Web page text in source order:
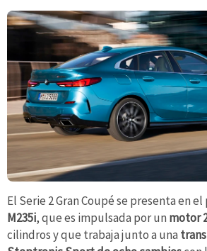
El Serie 2 Gran Coupé se presenta en
M235i, que es impulsada por un motor
cilindros y que trabaja junto a una